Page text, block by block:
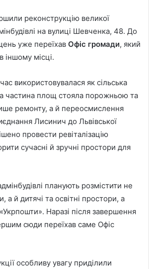
реконструкцію великої
на вулиці Шевченка, 48. До
уже переїхав Офіс громади, який
іншому місці.
використовувалася як сільська
частина площ стояла порожньою та
ремонту, а й переосмислення
Лисинич до Львівської
провести ревіталізацію
сучасні й зручні простори для
планують розмістити не
а й дитячі та освітні простори, а
Наразі після завершення
сюди переїхав саме Офіс
особливу увагу приділили